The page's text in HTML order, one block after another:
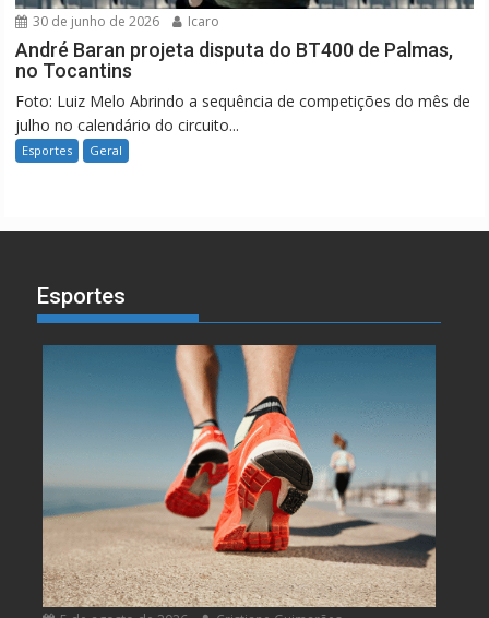
30 de junho de 2026 Icaro
André Baran projeta disputa do BT400 de Palmas,
no Tocantins
Foto: Luiz Melo Abrindo a sequência de competições do mês de
julho no calendário do circuito...
Esportes Geral
Esportes